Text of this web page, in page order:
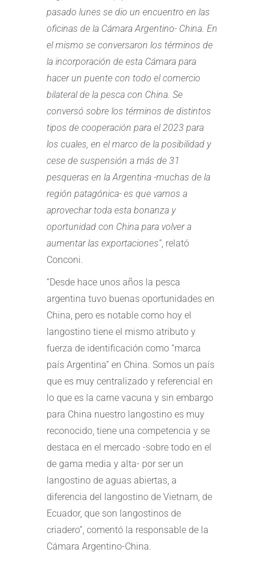
pasado lunes se dio un encuentro en las
oficinas de la Cámara Argentino- China. En
el mismo se conversaron los términos de
la incorporación de esta Cámara para
hacer un puente con todo el comercio
bilateral de la pesca con China. Se
conversó sobre los términos de distintos
tipos de cooperación para el 2023 para
los cuales, en el marco de la posibilidad y
cese de suspensión a más de 31
pesqueras en la Argentina -muchas de la
región patagónica- es que vamos a
aprovechar toda esta bonanza y
oportunidad con China para volver a
aumentar las exportaciones”, relató
Conconi.
“Desde hace unos años la pesca
argentina tuvo buenas oportunidades en
China, pero es notable como hoy el
langostino tiene el mismo atributo y
fuerza de identificación como “marca
país Argentina” en China. Somos un país
que es muy centralizado y referencial en
lo que es la carne vacuna y sin embargo
para China nuestro langostino es muy
reconocido, tiene una competencia y se
destaca en el mercado -sobre todo en el
de gama media y alta- por ser un
langostino de aguas abiertas, a
diferencia del langostino de Vietnam, de
Ecuador, que son langostinos de
criadero”, comentó la responsable de la
Cámara Argentino-China.